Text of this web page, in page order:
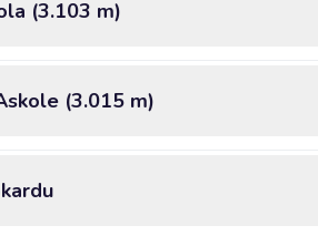
(3.103 m)
(3.015 m)